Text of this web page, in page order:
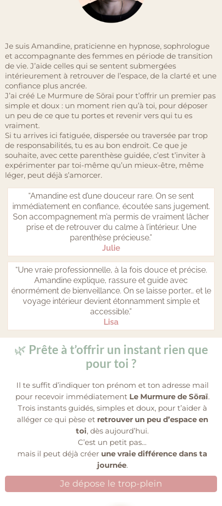
Je suis Amandine, praticienne en hypnose, sophrologue
et accompagnante des femmes en période de transition
de vie. J’aide celles qui se sentent submergées
intérieurement à retrouver de l’espace, de la clarté et une
confiance plus ancrée.
J’ai créé Le Murmure de Sōraï pour t’offrir un premier pas
simple et doux : un moment rien qu’à toi, pour déposer
un peu de ce que tu portes et revenir vers qui tu es
vraiment.
Si tu arrives ici fatiguée, dispersée ou traversée par trop
de responsabilités, tu es au bon endroit. Ce que je
souhaite, avec cette parenthèse guidée, c’est t’inviter à
expérimenter par toi-même qu’un mieux-être, même
léger, peut déjà s’amorcer.
“Amandine est d’une douceur rare. On se sent
immédiatement en confiance, écoutée sans jugement.
Son accompagnement m’a permis de vraiment lâcher
prise et de retrouver du calme à l’intérieur. Une
parenthèse précieuse.”
Julie
“Une vraie professionnelle, à la fois douce et précise.
Amandine explique, rassure et guide avec
énormément de bienveillance. On se laisse porter… et le
voyage intérieur devient étonnamment simple et
accessible.”
Lisa
🌿 Prête à t’offrir un instant rien que
pour toi ?
Il te suffit d’indiquer ton prénom et ton adresse mail
pour recevoir immédiatement Le Murmure de Sōraï.
Trois instants guidés, simples et doux, pour t’aider à
alléger ce qui pèse et retrouver un peu d’espace en
toi, dès aujourd’hui.
C’est un petit pas…
mais il peut déjà créer une vraie différence dans ta
journée.
Je dépose le trop-plein